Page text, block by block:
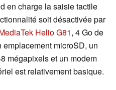
en charge la saisie tactile
soit désactivée par
Helio G81, 4 Go de
microSD, un
mégapixels et un modem
est relativement basique.